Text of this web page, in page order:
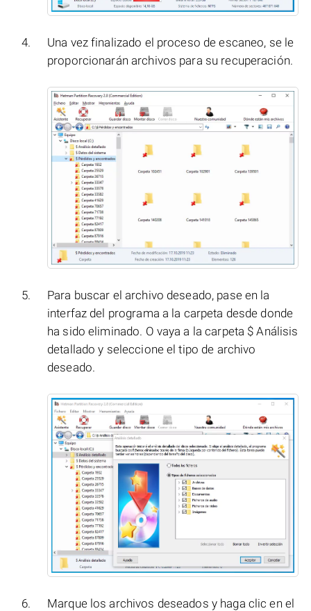
Una vez finalizado el proceso de escaneo, se le
proporcionarán archivos para su recuperación.
Para buscar el archivo deseado, pase en la
interfaz del programa a la carpeta desde donde
ha sido eliminado. O vaya a la carpeta $ Análisis
detallado y seleccione el tipo de archivo
deseado.
Marque los archivos deseados y haga clic en el